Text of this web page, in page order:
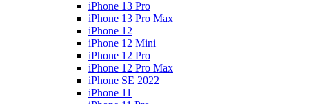
iPhone 13 Pro
iPhone 13 Pro Max
iPhone 12
iPhone 12 Mini
iPhone 12 Pro
iPhone 12 Pro Max
iPhone SE 2022
iPhone 11